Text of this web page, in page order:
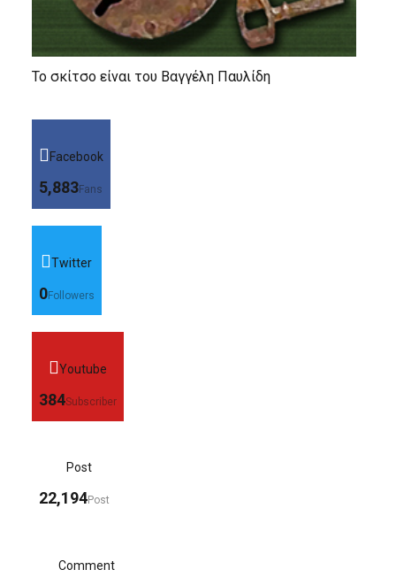
Το σκίτσο είναι του Βαγγέλη Παυλίδη
Facebook
5,883Fans
Twitter
0Followers
Youtube
384Subscriber
Post
22,194Post
Comment